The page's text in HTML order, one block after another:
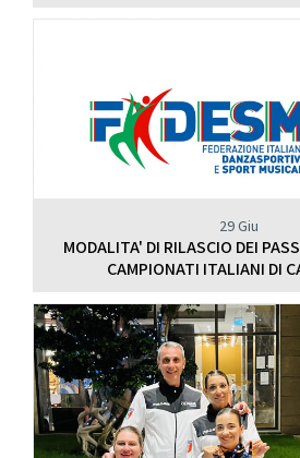
29 Giu
MODALITA' DI RILASCIO DEI
CAMPIONATI ITALIANI DI